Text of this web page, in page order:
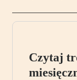
Czytaj